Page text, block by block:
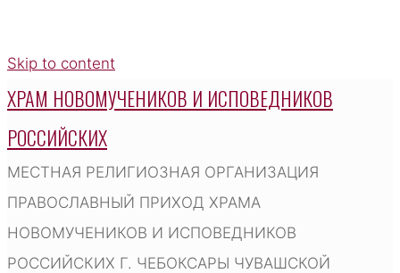
Skip to content
ХРАМ НОВОМУЧЕНИКОВ И ИСПОВЕДНИКОВ
РОССИЙСКИХ
МЕСТНАЯ РЕЛИГИОЗНАЯ ОРГАНИЗАЦИЯ
ПРАВОСЛАВНЫЙ ПРИХОД ХРАМА
НОВОМУЧЕНИКОВ И ИСПОВЕДНИКОВ
РОССИЙСКИХ Г. ЧЕБОКСАРЫ ЧУВАШСКОЙ